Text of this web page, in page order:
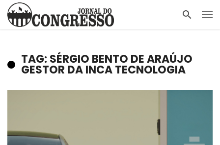
TAG: SÉRGIO BENTO DE ARAÚJO
GESTOR DA INCA TECNOLOGIA